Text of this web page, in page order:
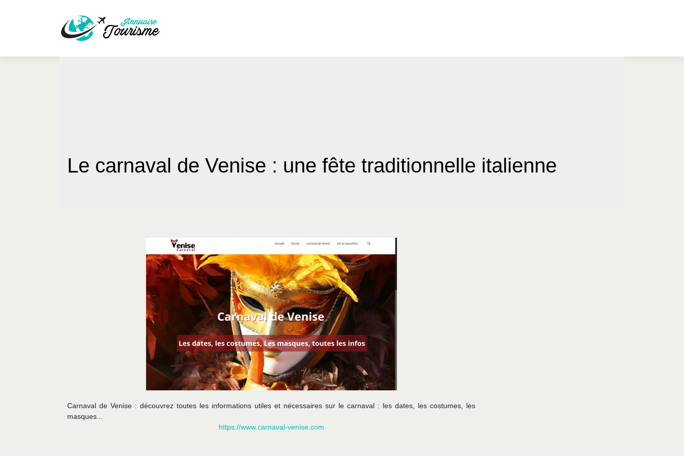
Le carnaval de Venise : une fête traditionnelle italienne
Carnaval de Venise : découvrez toutes les informations utiles et nécessaires sur le carnaval : les dates, les costumes, les
masques...
https://www.carnaval-venise.com